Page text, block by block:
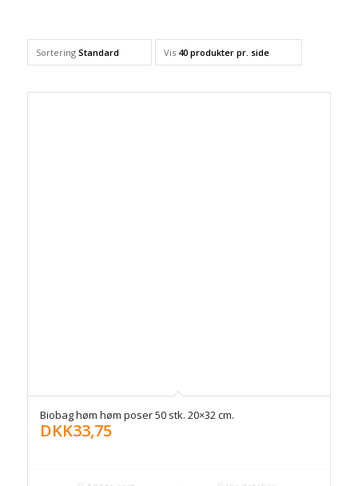
Sortering Standard Vis 40 produkter pr. side
Biobag høm høm poser 50 stk. 20×32 cm.
DKK33,75